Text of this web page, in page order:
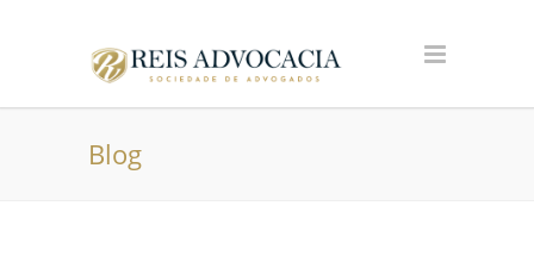
Blog